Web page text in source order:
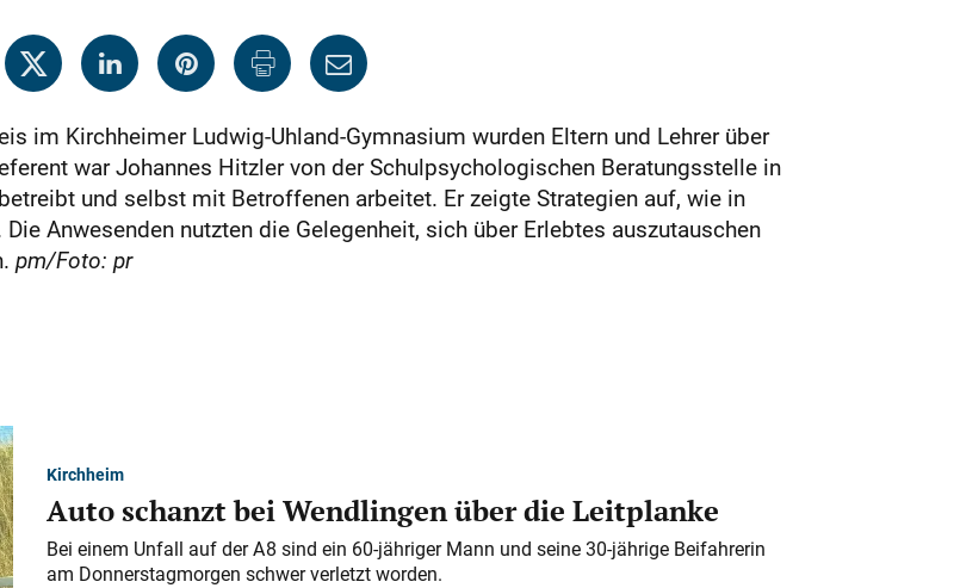
im Kirchheimer Ludwig-Uhland-Gymnasium wurden Eltern und Lehrer über
war Johannes Hitzler von der Schulpsychologischen Beratungsstelle in
und selbst mit Betroffenen arbeitet. Er zeigte Strategien auf, wie in
Anwesenden nutzten die Gelegenheit, sich über Erlebtes auszutauschen
pm/Foto: pr
Kirchheim
Auto schanzt bei Wendlingen über die Leitplanke
Bei einem Unfall auf der A 8 sind ein 60-jähriger Mann und seine 30-jährige Beifahrerin
am Donnerstagmorgen schwer verletzt worden.